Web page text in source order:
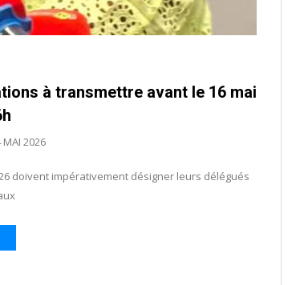
à transmettre avant le 16 mai
MAI 2026
doivent impérativement désigner leurs délégués